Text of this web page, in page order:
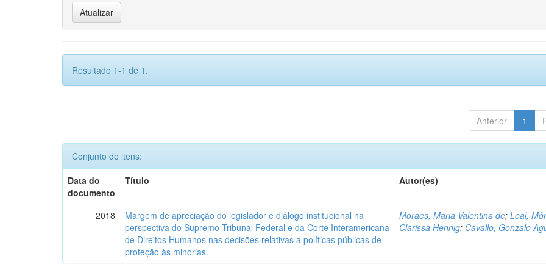
Resultado 1-1 de 1.
Anterior 1
Conjunto de itens:
Data do
documento
Título Autor(es)
2018
Margem de apreciação do legislador e diálogo institucional na
perspectiva do Supremo Tribunal Federal e da Corte Interamericana
de Direitos Humanos nas decisões relativas a políticas públicas de
proteção às minorias.
Moraes, Maria Valentina de;Leal,
Clarissa Hennig; Cavallo, Gonzalo